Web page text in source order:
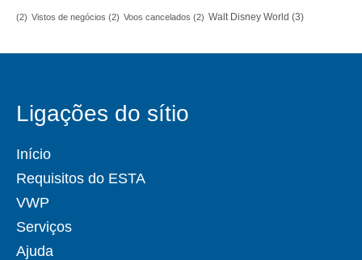
(2) Vistos de negócios (2) Voos cancelados (2) Walt Disney World (3)
Ligações do sítio
Início
Requisitos do ESTA
VWP
Serviços
Ajuda